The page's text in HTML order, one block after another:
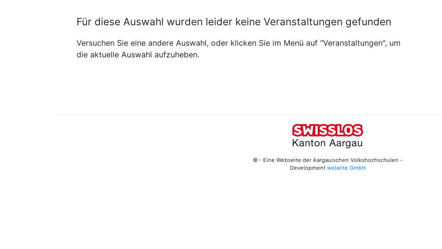
Für diese Auswahl wurden leider keine Veranstaltungen gefunden
Versuchen Sie eine andere Auswahl, oder klicken Sie im Menü auf "Veranstaltungen", um
die aktuelle Auswahl aufzuheben.
© - Eine Webseite der Aargauischen Volkshochschulen -
Development welante GmbH